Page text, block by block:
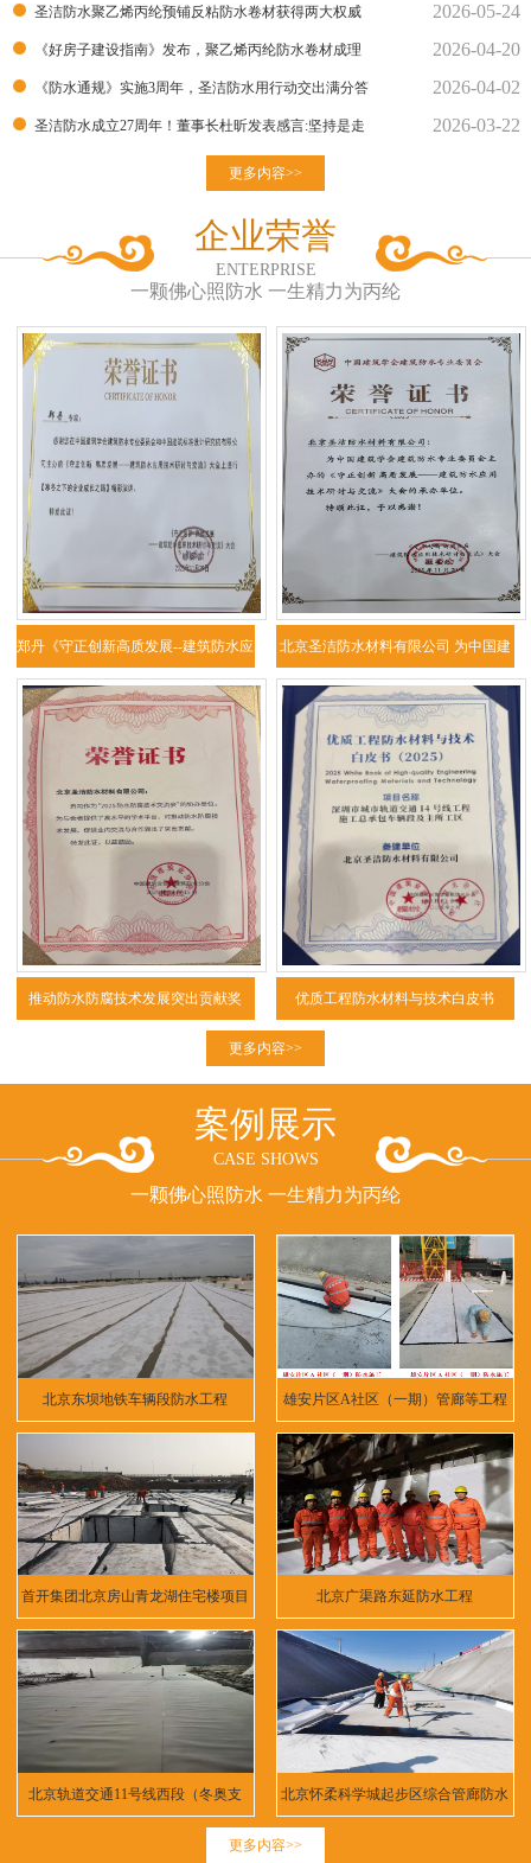
手！
圣洁防水聚乙烯丙纶预铺反粘防水卷材获得两大权威
部门的检测报告
2026-05-24
《好房子建设指南》发布，聚乙烯丙纶防水卷材成理
想建材
2026-04-20
《防水通规》实施3周年，圣洁防水用行动交出满分答
卷
2026-04-02
圣洁防水成立27周年！董事长杜昕发表感言:坚持是走 2026-03-22
更多内容>>
企业荣誉
ENTERPRISE
一颗佛心照防水 一生精力为丙纶
郑丹《守正创新高质发展--建筑防水应
用技
北京圣洁防水材料有限公司 为中国建
筑学会
推动防水防腐技术发展突出贡献奖 优质工程防水材料与技术白皮书
更多内容>>
案例展示
CASE SHOWS
一颗佛心照防水 一生精力为丙纶
北京东坝地铁车辆段防水工程 雄安片区A社区（一期）管廊等工程
首开集团北京房山青龙湖住宅楼项目 北京广渠路东延防水工程
北京轨道交通11号线西段（冬奥支 北京怀柔科学城起步区综合管廊防水
更多内容>>